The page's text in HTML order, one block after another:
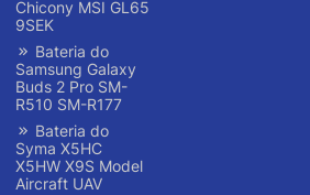
Chicony MSI GL65
9SEK
Bateria do
Samsung Galaxy
Buds 2 Pro SM-
R510 SM-R177
Bateria do
Syma X5HC
X5HW X9S Model
Aircraft UAV